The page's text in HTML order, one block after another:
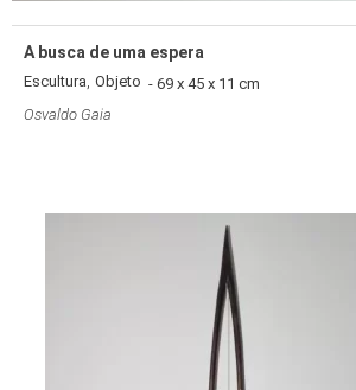
A busca de uma espera
Escultura, Objeto - 69 x 45 x 11 cm
Osvaldo Gaia